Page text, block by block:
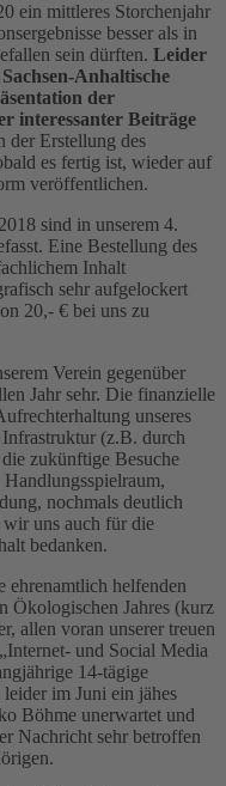
ein mittleres Storchenjahr
besser als in
sein dürften. Leider
Anhaltische
der
interessanter Beiträge
der Erstellung des
es fertig ist, wieder auf
veröffentlichen.
sind in unserem 4.
Eine Bestellung des
Inhalt
sehr aufgelockert
20,- € bei uns zu
Verein gegenüber
Jahr sehr. Die finanzielle
unseres
Infrastruktur (z.B. durch
zukünftige Besuche
nochmals deutlich
uns auch für die
bedanken.
ehrenamtlich helfenden
Ökologischen Jahres (kurz
allen voran unserer treuen
und Social Media
14-tägige
im Juni ein jähes
Böhme unerwartet und
Nachricht sehr betroffen